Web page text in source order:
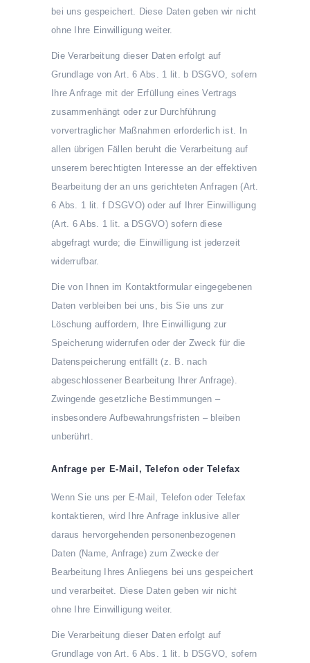
bei uns gespeichert. Diese Daten geben wir nicht
ohne Ihre Einwilligung weiter.
Die Verarbeitung dieser Daten erfolgt auf
Grundlage von Art. 6 Abs. 1 lit. b DSGVO, sofern
Ihre Anfrage mit der Erfüllung eines Vertrags
zusammenhängt oder zur Durchführung
vorvertraglicher Maßnahmen erforderlich ist. In
allen übrigen Fällen beruht die Verarbeitung auf
unserem berechtigten Interesse an der effektiven
Bearbeitung der an uns gerichteten Anfragen (Art.
6 Abs. 1 lit. f DSGVO) oder auf Ihrer Einwilligung
(Art. 6 Abs. 1 lit. a DSGVO) sofern diese
abgefragt wurde; die Einwilligung ist jederzeit
widerrufbar.
Die von Ihnen im Kontaktformular eingegebenen
Daten verbleiben bei uns, bis Sie uns zur
Löschung auffordern, Ihre Einwilligung zur
Speicherung widerrufen oder der Zweck für die
Datenspeicherung entfällt (z. B. nach
abgeschlossener Bearbeitung Ihrer Anfrage).
Zwingende gesetzliche Bestimmungen –
insbesondere Aufbewahrungsfristen – bleiben
unberührt.
Anfrage per E-Mail, Telefon oder Telefax
Wenn Sie uns per E-Mail, Telefon oder Telefax
kontaktieren, wird Ihre Anfrage inklusive aller
daraus hervorgehenden personenbezogenen
Daten (Name, Anfrage) zum Zwecke der
Bearbeitung Ihres Anliegens bei uns gespeichert
und verarbeitet. Diese Daten geben wir nicht
ohne Ihre Einwilligung weiter.
Die Verarbeitung dieser Daten erfolgt auf
Grundlage von Art. 6 Abs. 1 lit. b DSGVO, sofern